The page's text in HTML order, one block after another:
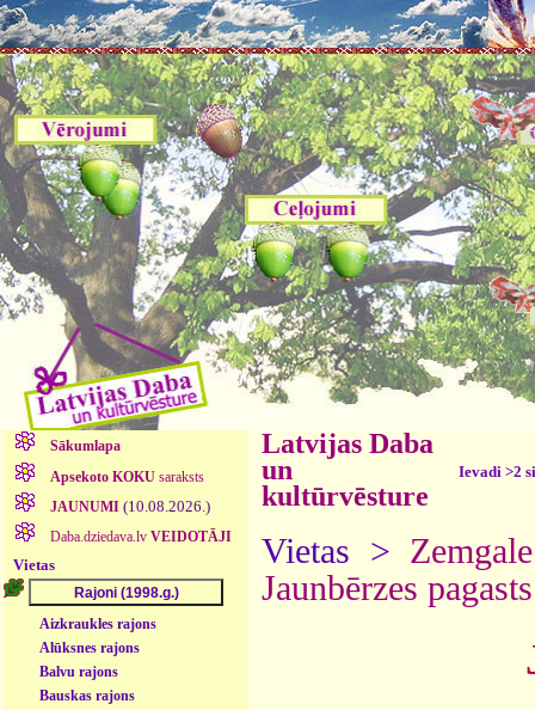
Sākumlapa
Apsekoto KOKUsaraksts
JAUNUMI (10.08.2026.)
Daba.dziedava.lv VEIDOTĀJI
Vietas
Aizkraukles rajons
Alūksnes rajons
Balvu rajons
Bauskas rajons
Latvijas Daba
un
kultūrvēsture
Ievadi >2
Vietas > Zemgale
Jaunbērzes pagasts